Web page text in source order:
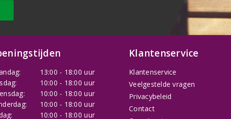
13:00 - 18:00 uur
10:00 - 18:00 uur
10:00 - 18:00 uur
10:00 - 18:00 uur
10:00 - 18:00 uur
Klantenservice
Klantenservice
Veelgestelde vragen
Privacybeleid
Contact